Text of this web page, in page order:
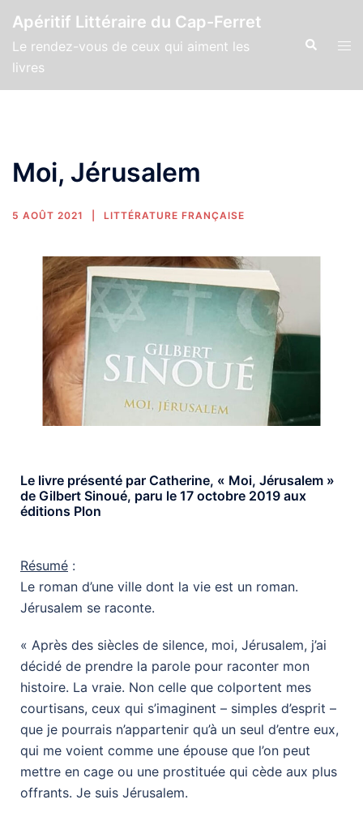
Apéritif Littéraire du Cap-Ferret
Le rendez-vous de ceux qui aiment les
livres
Moi, Jérusalem
5 AOÛT 2021 LITTÉRATURE FRANÇAISE
Le livre présenté par Catherine, « Moi, Jérusalem »
de Gilbert Sinoué, paru le 17 octobre 2019 aux
éditions Plon
Résumé :
Le roman d’une ville dont la vie est un roman.
Jérusalem se raconte.
« Après des siècles de silence, moi, Jérusalem, j’ai
décidé de prendre la parole pour raconter mon
histoire. La vraie. Non celle que colportent mes
courtisans, ceux qui s’imaginent – simples d’esprit –
que je pourrais n’appartenir qu’à un seul d’entre eux,
qui me voient comme une épouse que l’on peut
mettre en cage ou une prostituée qui cède aux plus
offrants. Je suis Jérusalem.